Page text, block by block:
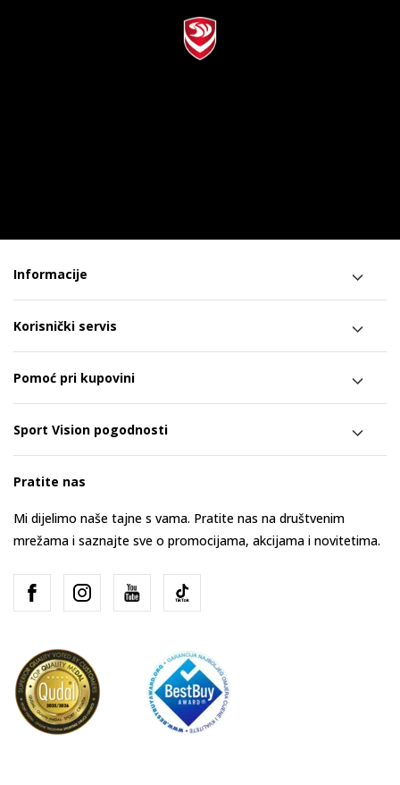
Informacije
Korisnički servis
Pomoć pri kupovini
Sport Vision pogodnosti
Pratite nas
Mi dijelimo naše tajne s vama. Pratite nas na društvenim
mrežama i saznajte sve o promocijama, akcijama i novitetima.